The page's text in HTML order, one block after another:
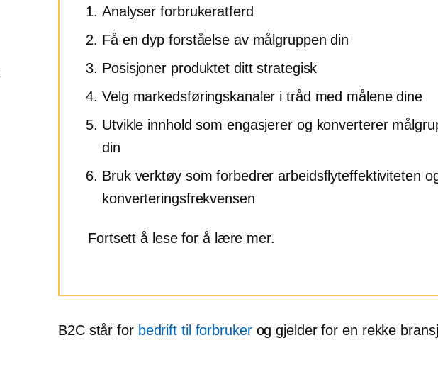
Analyser forbrukeratferd
Få en dyp forståelse av målgruppen din
Posisjoner produktet ditt strategisk
Velg markedsføringskanaler i tråd med målene dine
Utvikle innhold som engasjerer og konverterer
din
Bruk verktøy som forbedrer arbeidsflyteffektiviteten
konverteringsfrekvensen
Fortsett å lese for å lære mer.
B2C står for bedrift til forbrukerog gjelder for en rekke